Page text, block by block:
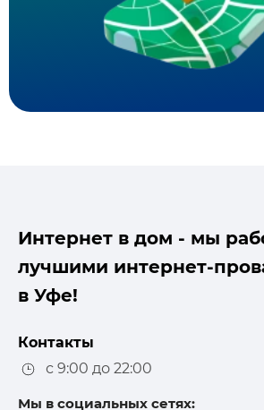
Интернет в дом - мы
лучшими интернет-
в Уфе!
Контакты
с 9:00 до 22:00
Мы в социальных сетях: